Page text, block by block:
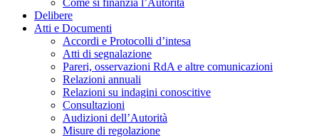
Come si finanzia l’Autorità
Delibere
Atti e Documenti
Accordi e Protocolli d’intesa
Atti di segnalazione
Pareri, osservazioni RdA e altre comunicazioni
Relazioni annuali
Relazioni su indagini conoscitive
Consultazioni
Audizioni dell’Autorità
Misure di regolazione